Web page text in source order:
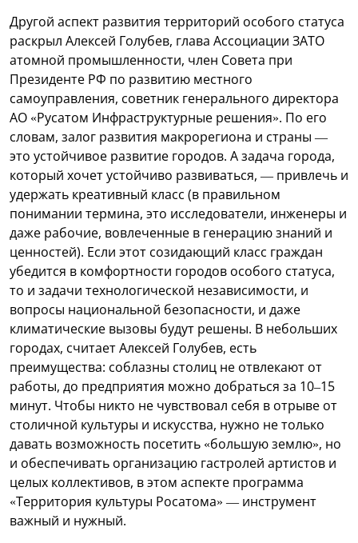
Другой аспект развития территорий особого статуса
раскрыл Алексей Голубев, глава Ассоциации ЗАТО
атомной промышленности, член Совета при
Президенте РФ по развитию местного
самоуправления, советник генерального директора
АО «Русатом Инфраструктурные решения». По его
словам, залог развития макрорегиона и страны —
это устойчивое развитие городов. А задача города,
который хочет устойчиво развиваться, — привлечь и
удержать креативный класс (в правильном
понимании термина, это исследователи, инженеры и
даже рабочие, вовлеченные в генерацию знаний и
ценностей). Если этот созидающий класс граждан
убедится в комфортности городов особого статуса,
то и задачи технологической независимости, и
вопросы национальной безопасности, и даже
климатические вызовы будут решены. В небольших
городах, считает Алексей Голубев, есть
преимущества: соблазны столиц не отвлекают от
работы, до предприятия можно добраться за 10–15
минут. Чтобы никто не чувствовал себя в отрыве от
столичной культуры и искусства, нужно не только
давать возможность посетить «большую землю», но
и обеспечивать организацию гастролей артистов и
целых коллективов, в этом аспекте программа
«Территория культуры Росатома» — инструмент
важный и нужный.